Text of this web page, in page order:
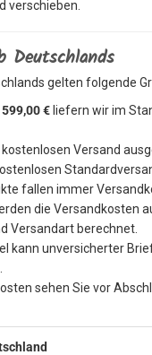
verschieben.
Deutschlands
gelten folgende
599,00 € liefern wir im
Versand
fallen immer
die Versandkosten
Versandart berechnet.
kann unversicherter
sehen Sie vor